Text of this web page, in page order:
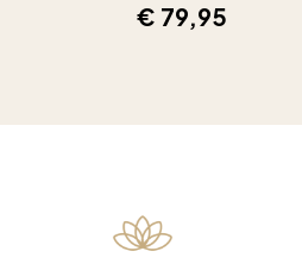
€ 79,95